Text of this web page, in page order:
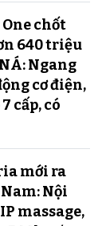
chốt
640 triệu
Ngang
cơ điện,
cấp, có
mới ra
Nội
massage,